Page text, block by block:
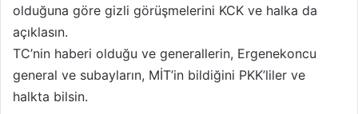
olduğuna göre gizli görüşmelerini KCK ve halka da
açıklasın.
TC’nin haberi olduğu ve generallerin, Ergenekoncu
general ve subayların, MİT’in bildiğini PKK’liler ve
halkta bilsin.